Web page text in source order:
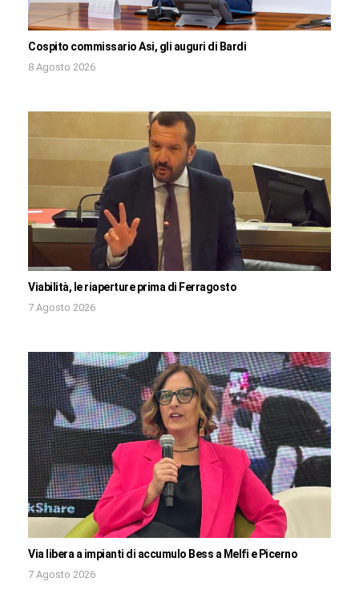
Cospito commissario Asi, gli auguri di Bardi
8 Agosto 2026
Viabilità, le riaperture prima di Ferragosto
7 Agosto 2026
Via libera a impianti di accumulo Bess a Melfi e Picerno
7 Agosto 2026